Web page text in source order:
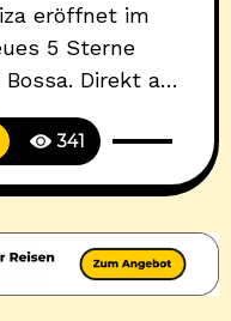
eröffnet im
5 Sterne
Direkt am
verbindet das
Shows von
Gastronomie
341